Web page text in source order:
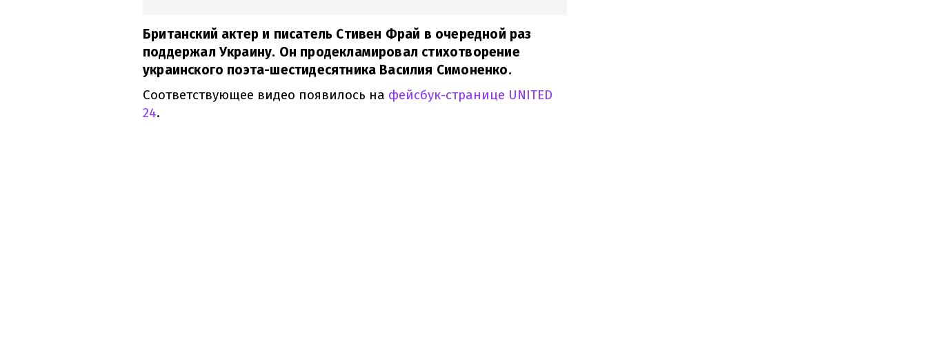
Британский актер и писатель Стивен Фрай в очередной раз
поддержал Украину. Он продекламировал стихотворение
украинского поэта-шестидесятника Василия Симоненко.
Соответствующее видео появилось на фейсбук-странице UNITED
24.